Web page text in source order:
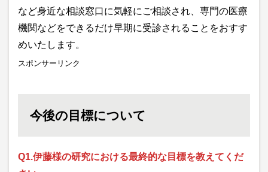
など身近な相談窓口に気軽にご相談され、専門の医療
機関などをできるだけ早期に受診されることをおすす
めいたします。
スポンサーリンク
今後の目標について
Q1.伊藤様の研究における最終的な目標を教えてくだ